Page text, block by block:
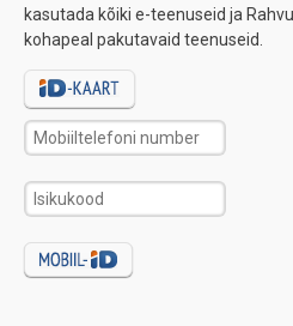
kasutada kõiki e-teenuseid ja
kohapeal pakutavaid teenuseid.